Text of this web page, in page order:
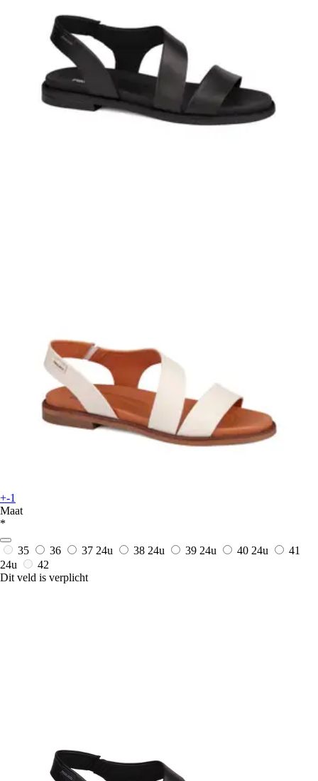
+-1
Maat
*
35 36 37 24u 38 24u 39 24u 40 24u
41
24u
42
Dit veld is verplicht